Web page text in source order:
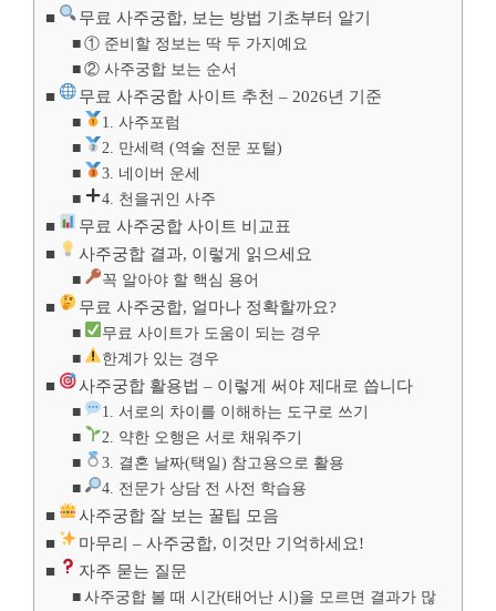
무료 사주궁합, 보는 방법 기초부터 알기
① 준비할 정보는 딱 두 가지예요
② 사주궁합 보는 순서
무료 사주궁합 사이트 추천 – 2026년 기준
1. 사주포럼
2. 만세력 (역술 전문 포털)
3. 네이버 운세
4. 천을귀인 사주
무료 사주궁합 사이트 비교표
사주궁합 결과, 이렇게 읽으세요
꼭 알아야 할 핵심 용어
무료 사주궁합, 얼마나 정확할까요?
무료 사이트가 도움이 되는 경우
한계가 있는 경우
사주궁합 활용법 – 이렇게 써야 제대로 씁니다
1. 서로의 차이를 이해하는 도구로 쓰기
2. 약한 오행은 서로 채워주기
3. 결혼 날짜(택일) 참고용으로 활용
4. 전문가 상담 전 사전 학습용
사주궁합 잘 보는 꿀팁 모음
마무리 – 사주궁합, 이것만 기억하세요!
자주 묻는 질문
사주궁합 볼 때 시간(태어난 시)을 모르면 결과가 많